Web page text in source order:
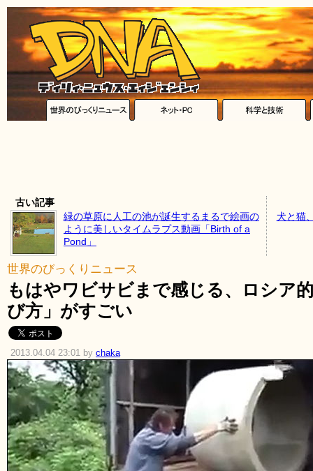
古い記事
緑の草原に人工の池が誕生するまるで絵画の
ように美しいタイムラプス動画「Birth of a
Pond」
犬と猫
世界のびっくりニュース
もはやワビサビまで感じる、ロシア
び方」がすごい
2013.04.04 23:01 by chaka